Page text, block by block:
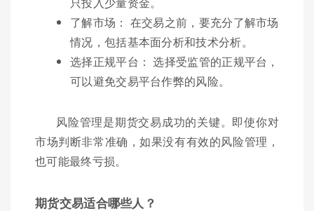
了解市场： 在交易之前，要充分了解市场
情况，包括基本面分析和技术分析。
选择正规平台： 选择受监管的正规平台，
可以避免交易平台作弊的风险。
风险管理是期货交易成功的关键。即使你对
市场判断非常准确，如果没有有效的风险管理，
也可能最终亏损。
期货交易适合哪些人？